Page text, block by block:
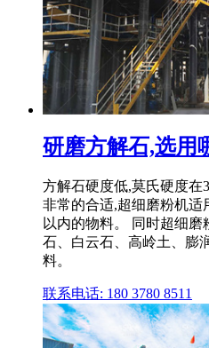
研磨方解石,选用
方解石硬度低,莫氏硬度在
非常的合适,超细磨粉机适
以内的物料。 同时超细
石、白云石、高岭土、膨
料。
联系电话: 180 3780 8511